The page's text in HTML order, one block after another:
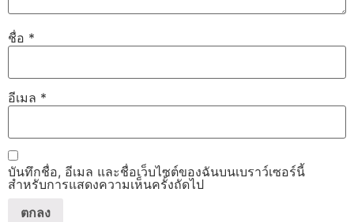
ชื่อ *
อีเมล *
บันทึกชื่อ, อีเมล และชื่อเว็บไซต์ของฉันบนเบราว์เซอร์นี้
สำหรับการแสดงความเห็นครั้งถัดไป